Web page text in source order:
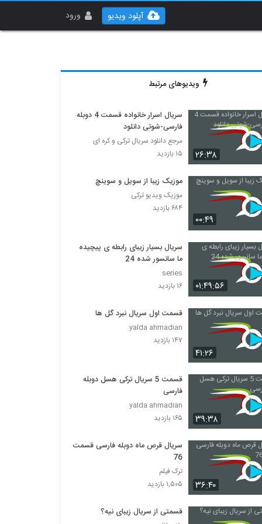
ورود آپلود ویدیو
ویدیوهای مرتبط
۲۶:۳۸
سریال اسرار خانواده قسمت 4 دوبله
فارسی-شوتی دانلود
مرجع دانلود سریال ترکی و کره ای
۱۵ بازدید
۰۰:۴۹
موزیک زیبا از سویل و سوینچ
موزیک ویدیو ترکی
۶۸۴ بازدید
۰۱:۴۹:۵۶
سریال بسیار زیبای رابطه ی پیچیده
ما سانسور شده 24
series
۱۶ بازدید
۴۱:۲۶
قسمت اول سریال نبرد گل ها
yalda ahmadian
۱۴۷ بازدید
۳۹:۳۸
قسمت 5 سریال ترکی هسل دوبله
فارسی
yalda ahmadian
۱۶۵ بازدید
۳۶:۴۰
سریال قرص ماه دوبله فارسی قسمت
76
ترک فیلم
۱,۵۰۵ بازدید
قسمتی از سریال زیبای نیه؟